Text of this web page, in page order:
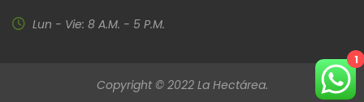
Lun - Vie: 8 A.M. - 5 P.M.
Copyright © 2022 La Hectárea.
1